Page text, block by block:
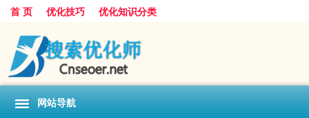
首 页 优化技巧 优化知识分类
网站导航